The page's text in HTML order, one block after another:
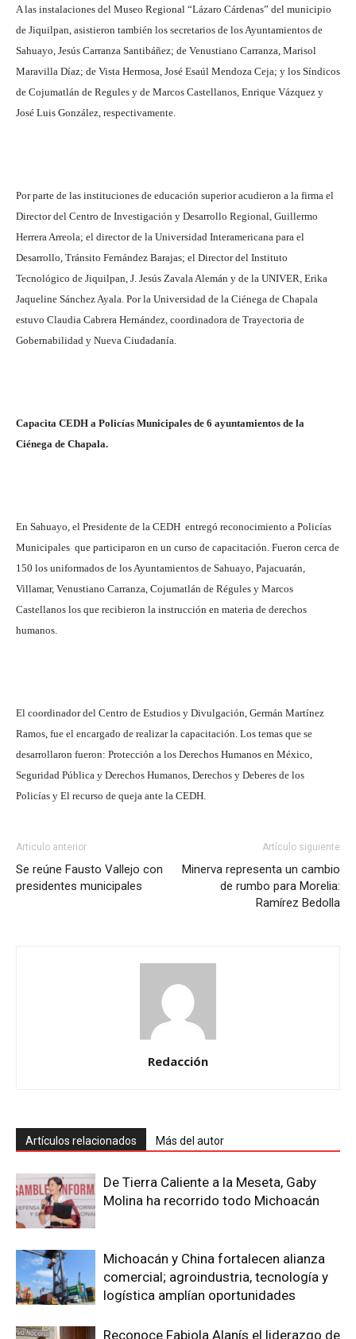
A las instalaciones del Museo Regional “Lázaro Cárdenas” del municipio
de Jiquilpan, asistieron también los secretarios de los Ayuntamientos de
Sahuayo, Jesús Carranza Santibáñez; de Venustiano Carranza, Marisol
Maravilla Díaz; de Vista Hermosa, José Esaúl Mendoza Ceja; y los Síndicos
de Cojumatlán de Regules y de Marcos Castellanos, Enrique Vázquez y
José Luis González, respectivamente.
Por parte de las instituciones de educación superior acudieron a la firma el
Director del Centro de Investigación y Desarrollo Regional, Guillermo
Herrera Arreola; el director de la Universidad Interamericana para el
Desarrollo, Tránsito Fernández Barajas; el Director del Instituto
Tecnológico de Jiquilpan, J. Jesús Zavala Alemán y de la UNIVER, Erika
Jaqueline Sánchez Ayala. Por la Universidad de la Ciénega de Chapala
estuvo Claudia Cabrera Hernández, coordinadora de Trayectoria de
Gobernabilidad y Nueva Ciudadanía.
Capacita CEDH a Policías Municipales de 6 ayuntamientos de la
Ciénega de Chapala.
En Sahuayo, el Presidente de la CEDH entregó reconocimiento a Policías
Municipales que participaron en un curso de capacitación. Fueron cerca de
150 los uniformados de los Ayuntamientos de Sahuayo, Pajacuarán,
Villamar, Venustiano Carranza, Cojumatlán de Régules y Marcos
Castellanos los que recibieron la instrucción en materia de derechos
humanos.
El coordinador del Centro de Estudios y Divulgación, Germán Martínez
Ramos, fue el encargado de realizar la capacitación. Los temas que se
desarrollaron fueron: Protección a los Derechos Humanos en México,
Seguridad Pública y Derechos Humanos, Derechos y Deberes de los
Policías y El recurso de queja ante la CEDH.
Artículo anterior
Se reúne Fausto Vallejo con
presidentes municipales
Artículo siguiente
Minerva representa un cambio
de rumbo para Morelia:
Ramírez Bedolla
Redacción
Artículos relacionados Más del autor
De Tierra Caliente a la Meseta, Gaby
Molina ha recorrido todo Michoacán
Michoacán y China fortalecen alianza
comercial; agroindustria, tecnología y
logística amplían oportunidades
Reconoce Fabiola Alanís el liderazgo de